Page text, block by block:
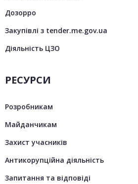
Дозорро
Закупівлі з tender.me.gov.ua
Діяльність ЦЗО
РЕСУРСИ
Розробникам
Майданчикам
Захист учасників
Антикорупційна діяльність
Запитання та відповіді